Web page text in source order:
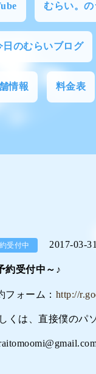
むらい。の
日のむらいブログ
情報 料金表
受付中 2017-03-
約受付中～♪
フォーム： http://
くは、直接僕のパ